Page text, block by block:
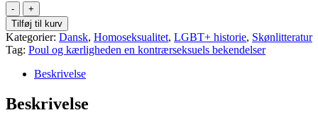
Poul
og
kærligheden
-
En
kontrærseksuels
bekendelser
(Hardback)
antal
Tilføj til kurv
Kategorier: Dansk, Homoseksualitet, LGBT+ historie, Skønlitteratur
Tag: Poul og kærligheden en kontrærseksuels bekendelser
Beskrivelse
Beskrivelse